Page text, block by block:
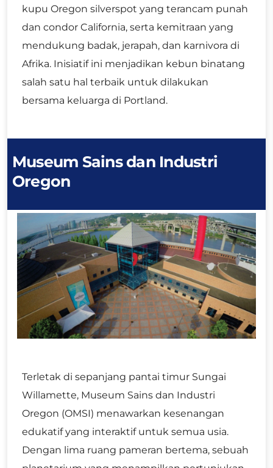
kupu Oregon silverspot yang terancam punah
dan condor California, serta kemitraan yang
mendukung badak, jerapah, dan karnivora di
Afrika. Inisiatif ini menjadikan kebun binatang
salah satu hal terbaik untuk dilakukan
bersama keluarga di Portland.
Museum Sains dan Industri
Oregon
Terletak di sepanjang pantai timur Sungai
Willamette, Museum Sains dan Industri
Oregon (OMSI) menawarkan kesenangan
edukatif yang interaktif untuk semua usia.
Dengan lima ruang pameran bertema, sebuah